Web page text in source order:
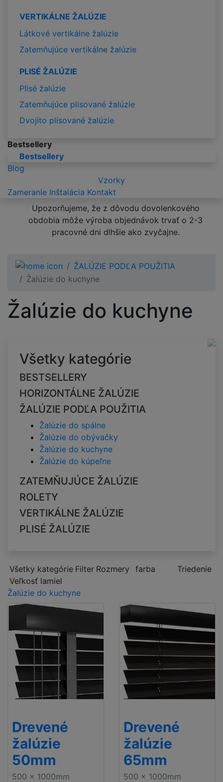
VERTIKÁLNE ŽALÚZIE
Látkové vertikálne žalúzie
Zatemňujúce vertikálne žalúzie
PLISÉ ŽALÚZIE
Plisé žalúzie
Zatemňujúce plisované žalúzie
Dvojito plisované žalúzie
Bestsellery
Bestsellery
Blog
Vzorky
Zameranie Inštalácia Kontakt
Upozorňujeme, že z dôvodu dovolenkového
obdobia môže výroba objednávok trvať o 2-3
pracovné dni dlhšie ako zvyčajne.
ŽALÚZIE PODĽA POUŽITIA
Žalúzie do kuchyne
Žalúzie do kuchyne
Všetky kategórie
BESTSELLERY
HORIZONTÁLNE ŽALÚZIE
ŽALÚZIE PODĽA POUŽITIA
Žalúzie do spálne
Žalúzie do obývačky
Žalúzie do kuchyne
Žalúzie do kúpeľne
ZATEMŇUJÚCE ŽALÚZIE
ROLETY
VERTIKÁLNE ŽALÚZIE
PLISÉ ŽALÚZIE
Všetky kategórie Filter Rozmery
farba
Veľkosť lamiel
Triedenie
Žalúzie do kuchyne
Drevené
žalúzie
50mm
500 x 1000mm
Drevené
žalúzie
65mm
500 x 1000mm